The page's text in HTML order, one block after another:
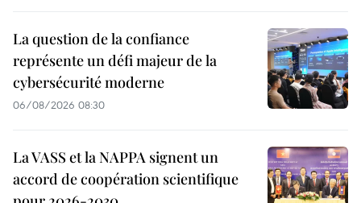
La question de la confiance
représente un défi majeur de la
cybersécurité moderne
06/08/2026 08:30
La VASS et la NAPPA signent un
accord de coopération scientifique